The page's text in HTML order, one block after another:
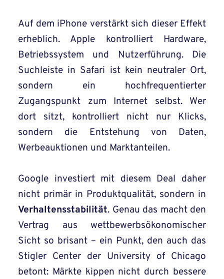
Auf dem iPhone verstärkt sich dieser Effekt
erheblich. Apple kontrolliert Hardware,
Betriebssystem und Nutzerführung. Die
Suchleiste in Safari ist kein neutraler Ort,
sondern ein hochfrequentierter
Zugangspunkt zum Internet selbst. Wer
dort sitzt, kontrolliert nicht nur Klicks,
sondern die Entstehung von Daten,
Werbeauktionen und Marktanteilen.
Google investiert mit diesem Deal daher
nicht primär in Produktqualität, sondern in
Verhaltensstabilität. Genau das macht den
Vertrag aus wettbewerbsökonomischer
Sicht so brisant – ein Punkt, den auch das
Stigler Center der University of Chicago
betont: Märkte kippen nicht durch bessere